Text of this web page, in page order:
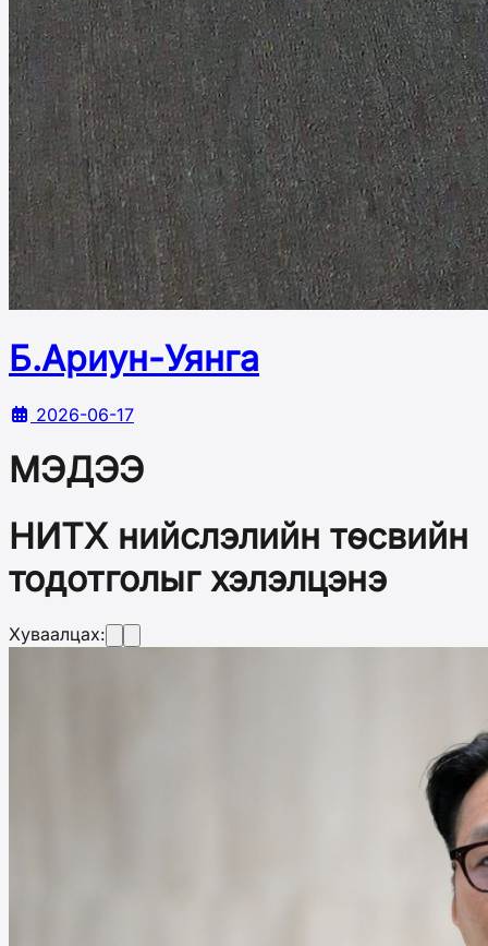
Б.Ариун-Уянга
2026-06-17
МЭДЭЭ
НИТХ нийслэлийн төсвийн
тодотголыг хэлэлцэнэ
Хуваалцах: